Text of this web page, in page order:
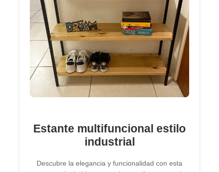
Estante multifuncional estilo
industrial
Descubre la elegancia y funcionalidad con esta